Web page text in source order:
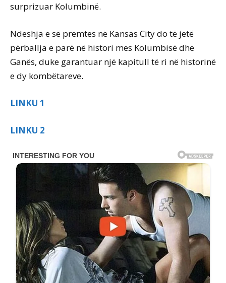
surprizuar Kolumbinë.
Ndeshja e së premtes në Kansas City do të jetë
përballja e parë në histori mes Kolumbisë dhe
Ganës, duke garantuar një kapitull të ri në historinë
e dy kombëtareve.
LINKU 1
LINKU 2